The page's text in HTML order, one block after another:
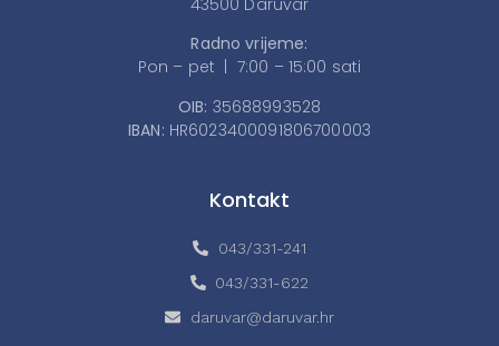
Radno vrijeme:
Pon – pet | 7:00 – 15:00 sati
OIB: 35688993528
IBAN: HR6023400091806700003
Kontakt
043/331-241
043/331-622
daruvar@daruvar.hr